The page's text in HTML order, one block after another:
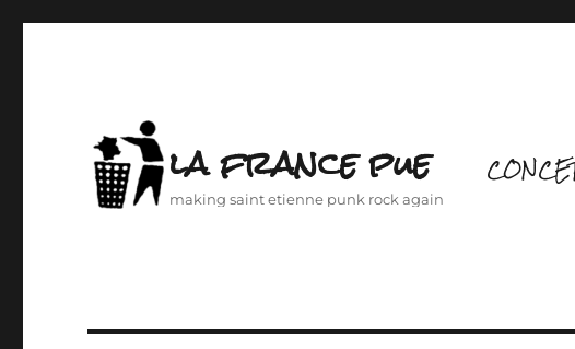
la france pue
making saint etienne punk rock again